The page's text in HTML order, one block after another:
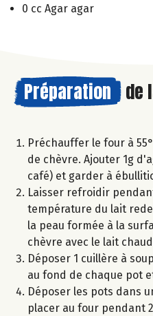
0 cc Agar agar
Préparation de
Préchauffer le four à
de chèvre. Ajouter 1g
café) et garder à
Laisser refroidir
température du lait
la peau formée à la
chèvre avec le lait
Déposer 1 cuillère à
au fond de chaque pot
Déposer les pots dans
placer au four pendant